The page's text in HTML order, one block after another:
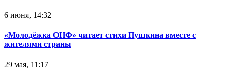
6 июня, 14:32
«Молодёжка ОНФ» читает стихи Пушкина вместе с
жителями страны
29 мая, 11:17